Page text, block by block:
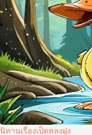
นิทานเรื่องเป็ดหลงฝูง